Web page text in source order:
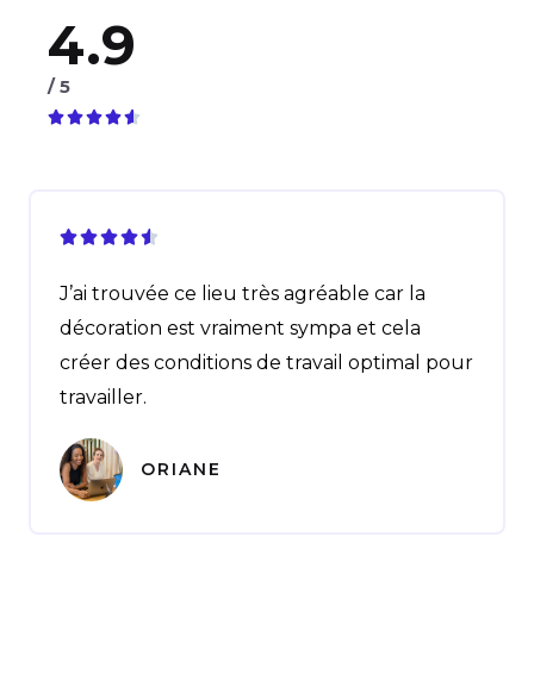
4.9
/ 5


J’ai trouvée ce lieu très agréable car la
décoration est vraiment sympa et cela
créer des conditions de travail optimal pour
travailler.
ORIANE